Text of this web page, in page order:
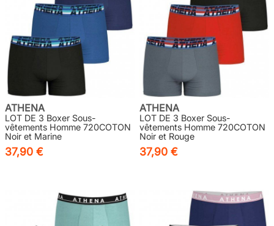
ATHENA
LOT DE 3 Boxer Sous-
vêtements Homme 720COTON
Noir et Marine
37,90 €
ATHENA
LOT DE 3 Boxer Sous-
vêtements Homme 720COTON
Noir et Rouge
37,90 €